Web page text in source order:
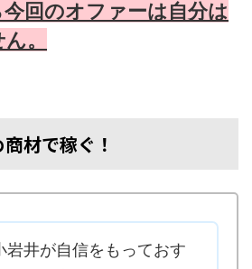
回のオファーは自分は
。
材で稼ぐ！
岩井が自信をもっておす